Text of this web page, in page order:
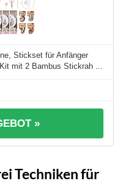
Stickset für Anfänger
mit 2 Bambus Stickrah ...
»
Techniken für